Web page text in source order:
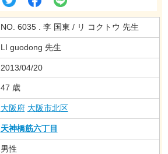
NO. 6035 . 李 国東 / リ コクトウ 先生
LI guodong 先生
2013/04/20
47 歳
大阪府 大阪市北区
天神橋筋六丁目
男性